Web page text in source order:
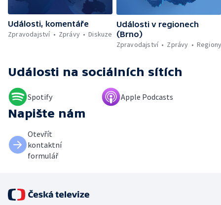
vody ovlivňuje zdraví ptáků — Natáčení
vánoční pohádky pro neslyšící
Události, komentáře
Zpravodajství
Zprávy Diskuze
Události v regionech
(Brno)
Zpravodajství
Zprávy
Události na sociálních sítích
Spotify Apple Podcasts
Napište nám
Otevřít
kontaktní
formulář